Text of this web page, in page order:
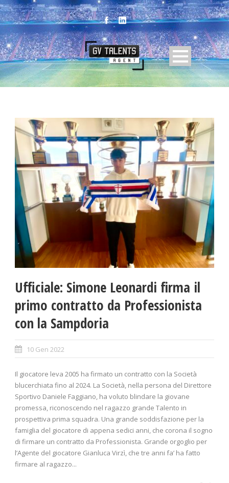
Ufficiale: Simone Leonardi firma il
primo contratto da Professionista
con la Sampdoria
10 Gen 2022
Il giocatore leva 2005 ha firmato un contratto con la Società
blucerchiata fino al 2024. La Società, nella persona del Direttore
Sportivo Daniele Faggiano, ha voluto blindare la giovane
promessa, riconoscendo nel ragazzo grande Talento in
prospettiva prima squadra. Una grande soddisfazione per la
famiglia del giocatore di appena sedici anni, che corona il sogno
di firmare un contratto da Professionista. Grande orgoglio per
l’Agente del giocatore Gianluca Virzì, che tre anni fa’ ha fatto
firmare al ragazzo...